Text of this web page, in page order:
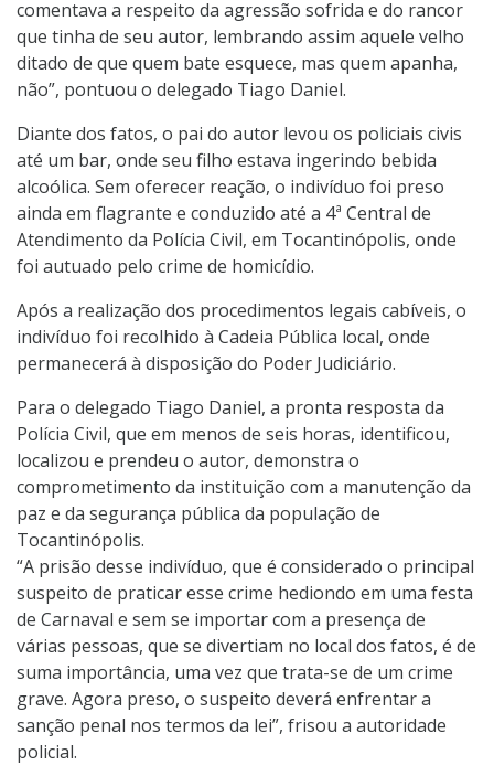
comentava a respeito da agressão sofrida e do rancor
que tinha de seu autor, lembrando assim aquele velho
ditado de que quem bate esquece, mas quem apanha,
não”, pontuou o delegado Tiago Daniel.
Diante dos fatos, o pai do autor levou os policiais civis
até um bar, onde seu filho estava ingerindo bebida
alcoólica. Sem oferecer reação, o indivíduo foi preso
ainda em flagrante e conduzido até a 4ª Central de
Atendimento da Polícia Civil, em Tocantinópolis, onde
foi autuado pelo crime de homicídio.
Após a realização dos procedimentos legais cabíveis, o
indivíduo foi recolhido à Cadeia Pública local, onde
permanecerá à disposição do Poder Judiciário.
Para o delegado Tiago Daniel, a pronta resposta da
Polícia Civil, que em menos de seis horas, identificou,
localizou e prendeu o autor, demonstra o
comprometimento da instituição com a manutenção da
paz e da segurança pública da população de
Tocantinópolis.
“A prisão desse indivíduo, que é considerado o principal
suspeito de praticar esse crime hediondo em uma festa
de Carnaval e sem se importar com a presença de
várias pessoas, que se divertiam no local dos fatos, é de
suma importância, uma vez que trata-se de um crime
grave. Agora preso, o suspeito deverá enfrentar a
sanção penal nos termos da lei”, frisou a autoridade
policial.